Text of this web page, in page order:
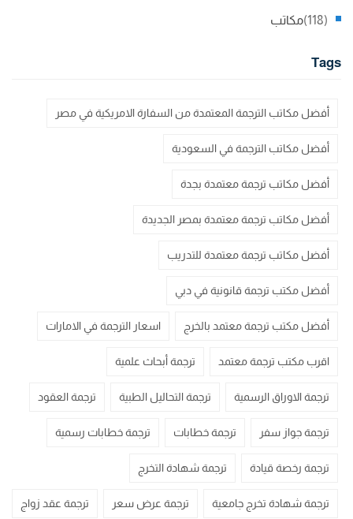
مكاتب (118)
Tags
أفضل مكاتب الترجمة المعتمدة من السفارة الامريكية في مصر
أفضل مكاتب الترجمة في السعودية
أفضل مكاتب ترجمة معتمدة بجدة
أفضل مكاتب ترجمة معتمدة بمصر الجديدة
أفضل مكاتب ترجمة معتمدة للتدريب
أفضل مكتب ترجمة قانونية في دبي
أفضل مكتب ترجمة معتمد بالخرج اسعار الترجمة في الامارات
اقرب مكتب ترجمة معتمد ترجمة أبحاث علمية
ترجمة الاوراق الرسمية ترجمة التحاليل الطبية ترجمة العقود
ترجمة جواز سفر ترجمة خطابات ترجمة خطابات رسمية
ترجمة رخصة قيادة ترجمة شهادة التخرج
ترجمة شهادة تخرج جامعية ترجمة عرض سعر ترجمة عقد زواج